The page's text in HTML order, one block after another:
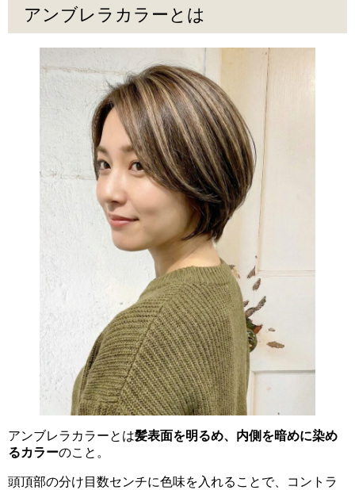
アンブレラカラーとは
アンブレラカラーとは髪表面を明るめ、内側を暗めに染め
るカラーのこと。
頭頂部の分け目数センチに色味を入れることで、コントラ